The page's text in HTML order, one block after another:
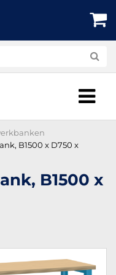
B1500 x D750 x
B1500 x